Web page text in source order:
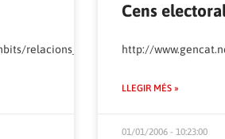
index.html
relacions_laborals/treballadors/
Cens
http://
LLEGIR MÉS »
01/01/2006 - 10:23:00